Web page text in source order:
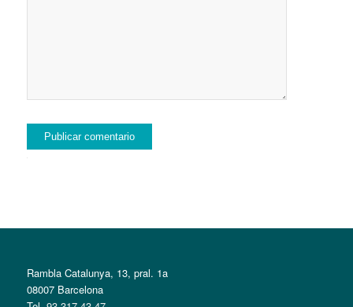
Rambla Catalunya, 13, pral. 1a
08007 Barcelona